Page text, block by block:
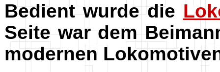
Bedient wurde die
Seite war dem
modernen